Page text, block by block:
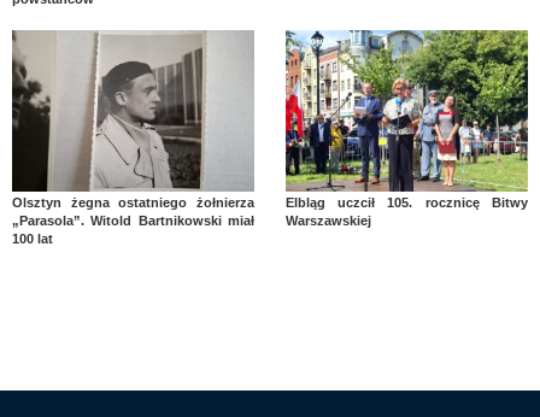
Olsztyn żegna ostatniego żołnierza
„Parasola”. Witold Bartnikowski miał
100 lat
Elbląg uczcił 105. rocznicę Bitwy
Warszawskiej